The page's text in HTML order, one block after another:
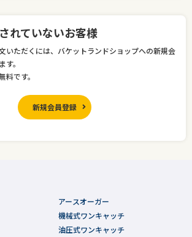
れていないお客様
いただくには、バケットランドショップへの新規会
。
です。
新規会員登録
アースオーガー
機械式ワンキャッチ
油圧式ワンキャッチ